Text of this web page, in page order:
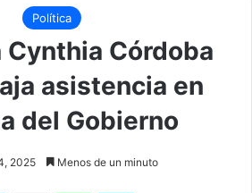
Política
Cynthia Córdoba
asistencia en
del Gobierno
2025 Menos de un minuto